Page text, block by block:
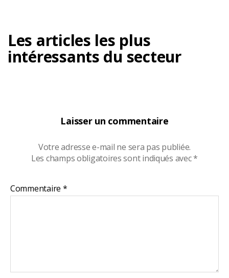
Laisser un commentaire
Votre adresse e-mail ne sera pas publiée.
Les champs obligatoires sont indiqués avec*
Commentaire *
Les articles les plus
intéressants du secteur